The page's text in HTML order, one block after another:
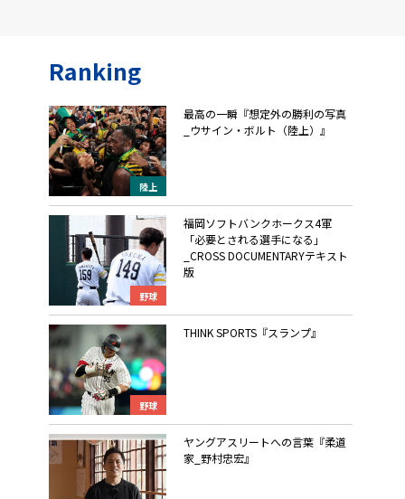
Ranking
陸上
最高の一瞬『想定外の勝利の写真
_ウサイン・ボルト（陸上）』
野球
福岡ソフトバンクホークス4軍
「必要とされる選手になる」
_CROSS DOCUMENTARYテキスト
版
野球
THINK SPORTS『スランプ』
ヤングアスリートへの言葉『柔道
家_野村忠宏』